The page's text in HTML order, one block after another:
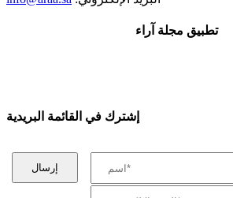
تطبيق مجلة آراء
إشترك في القائمة البريدية